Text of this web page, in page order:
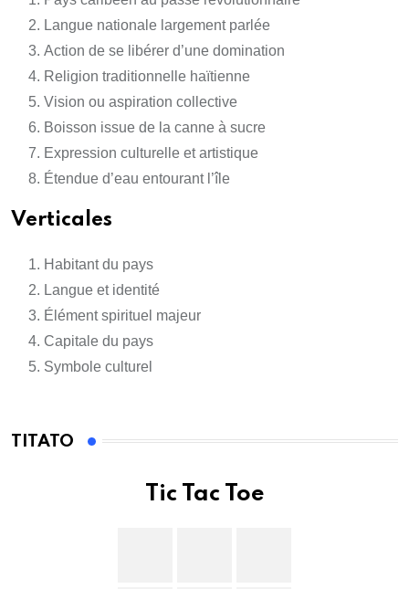
Langue nationale largement parlée
Action de se libérer d’une domination
Religion traditionnelle haïtienne
Vision ou aspiration collective
Boisson issue de la canne à sucre
Expression culturelle et artistique
Étendue d’eau entourant l’île
Verticales
Habitant du pays
Langue et identité
Élément spirituel majeur
Capitale du pays
Symbole culturel
TITATO
Tic Tac Toe